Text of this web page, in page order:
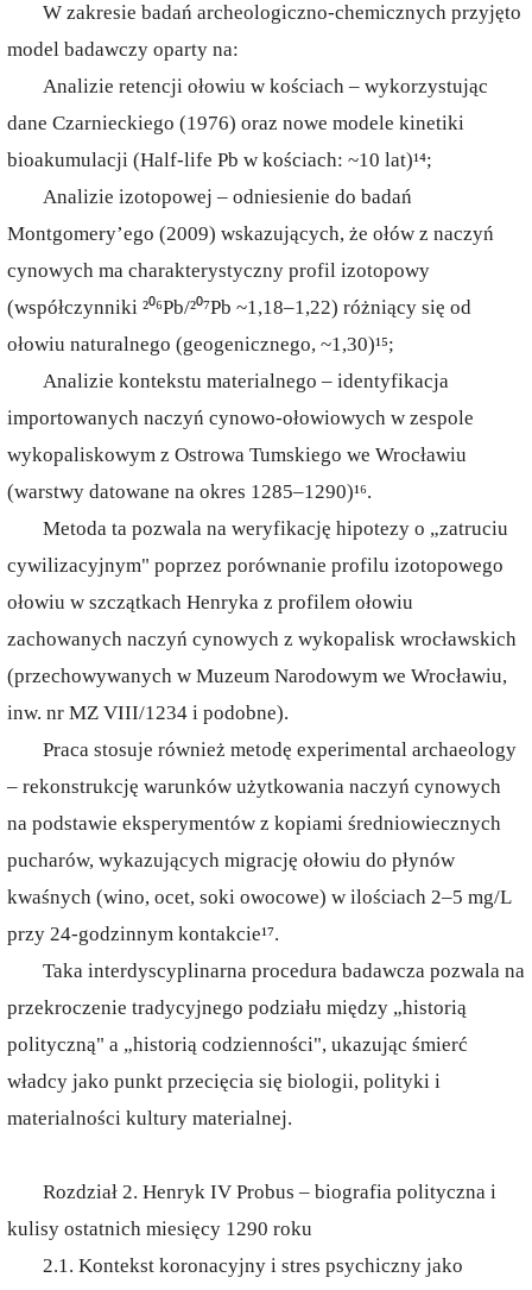
W zakresie badań archeologiczno-chemicznych przyjęto
model badawczy oparty na:
Analizie retencji ołowiu w kościach – wykorzystując
dane Czarnieckiego (1976) oraz nowe modele kinetiki
bioakumulacji (Half-life Pb w kościach: ~10 lat)¹⁴;
Analizie izotopowej – odniesienie do badań
Montgomery’ego (2009) wskazujących, że ołów z naczyń
cynowych ma charakterystyczny profil izotopowy
(współczynniki ²⁰⁶Pb/²⁰⁷Pb ~1,18–1,22) różniący się od
ołowiu naturalnego (geogenicznego, ~1,30)¹⁵;
Analizie kontekstu materialnego – identyfikacja
importowanych naczyń cynowo-ołowiowych w zespole
wykopaliskowym z Ostrowa Tumskiego we Wrocławiu
(warstwy datowane na okres 1285–1290)¹⁶.
Metoda ta pozwala na weryfikację hipotezy o „zatruciu
cywilizacyjnym" poprzez porównanie profilu izotopowego
ołowiu w szczątkach Henryka z profilem ołowiu
zachowanych naczyń cynowych z wykopalisk wrocławskich
(przechowywanych w Muzeum Narodowym we Wrocławiu,
inw. nr MZ VIII/1234 i podobne).
Praca stosuje również metodę experimental archaeology
– rekonstrukcję warunków użytkowania naczyń cynowych
na podstawie eksperymentów z kopiami średniowiecznych
pucharów, wykazujących migrację ołowiu do płynów
kwaśnych (wino, ocet, soki owocowe) w ilościach 2–5 mg/L
przy 24-godzinnym kontakcie¹⁷.
Taka interdyscyplinarna procedura badawcza pozwala na
przekroczenie tradycyjnego podziału między „historią
polityczną" a „historią codzienności", ukazując śmierć
władcy jako punkt przecięcia się biologii, polityki i
materialności kultury materialnej.
Rozdział 2. Henryk IV Probus – biografia polityczna i
kulisy ostatnich miesięcy 1290 roku
2.1. Kontekst koronacyjny i stres psychiczny jako